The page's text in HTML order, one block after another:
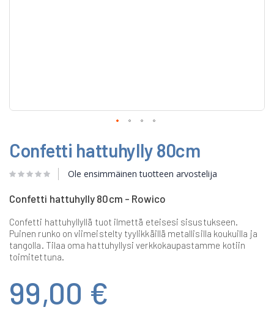
to
the
beginning
of
images
Confetti hattuhylly 80cm
Ole ensimmäinen tuotteen arvostelija
Confetti hattuhylly 80cm - Rowico
Confetti hattuhyllyllä tuot ilmettä eteisesi sisustukseen.
Puinen runko on viimeistelty tyylikkäillä metallisilla koukuilla ja
tangolla. Tilaa oma hattuhyllysi verkkokaupastamme kotiin
toimitettuna.
99,00 €